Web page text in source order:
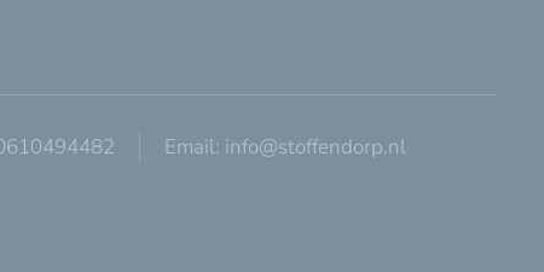
Email: info@stoffendorp.nl